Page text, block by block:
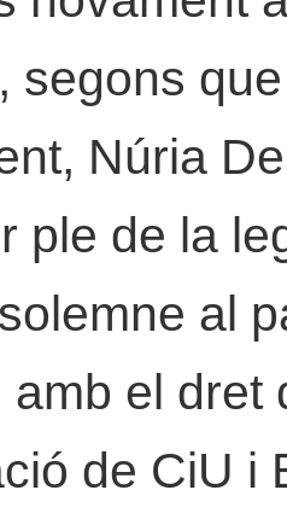
segons
Núria
ple de la
al
el dret
de CiU i